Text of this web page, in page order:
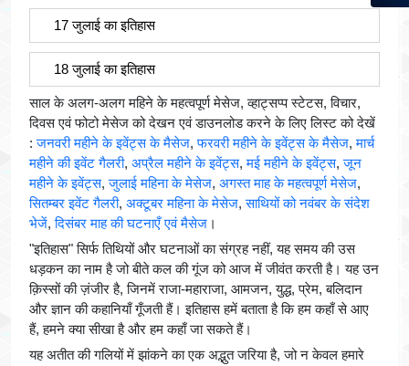
17 जुलाई का इतिहास
18 जुलाई का इतिहास
साल के अलग-अलग महिने के महत्वपूर्ण मेसेज, व्हाट्सप्प स्टेटस, विचार,
दिवस एवं फोटो मेसेज को देखन एवं डाउनलोड करने के लिए लिस्ट को देखें
:जनवरी महीने के इवेंट्स के मैसेज,फरवरी महीने के इवेंट्स के मैसेज,मार्च
महीने की इवेंट गैलरी, अप्रैल महीने के इवेंट्स,मई महीने के इवेंट्स,जून
महीने के इवेंट्स,जुलाई महिना के मेसेज, अगस्त माह के महत्वपूर्ण मेसेज,
सितम्बर इवेंट गैलरी, अक्टूबर महिना के मेसेज,साथियों को नवंबर के संदेश
भेजें,दिसंबर माह की घटनाएँ एवं मैसेज ।
"इतिहास" सिर्फ तिथियों और घटनाओं का संग्रह नहीं, यह समय की उस
धड़कन का नाम है जो बीते कल की गूंज को आज में जीवंत करती है। यह उन
क़िस्सों की ज़ंजीर है, जिनमें राजा-महाराजा, आमजन, युद्ध, प्रेम, बलिदान
और ज्ञान की कहानियाँ गूँजती हैं। इतिहास हमें बताता है कि हम कहाँ से आए
हैं, हमने क्या सीखा है और हम कहाँ जा सकते हैं।
यह अतीत की गलियों में झांकने का एक अद्भुत जरिया है, जो न केवल हमारे